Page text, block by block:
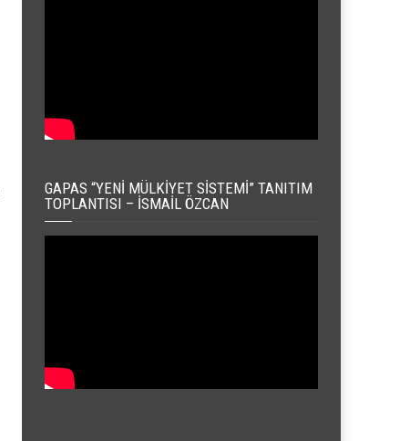
GAPAS “YENI MÜLKIYET SISTEMI” TANITIM
TOPLANTISI – İSMAIL ÖZCAN